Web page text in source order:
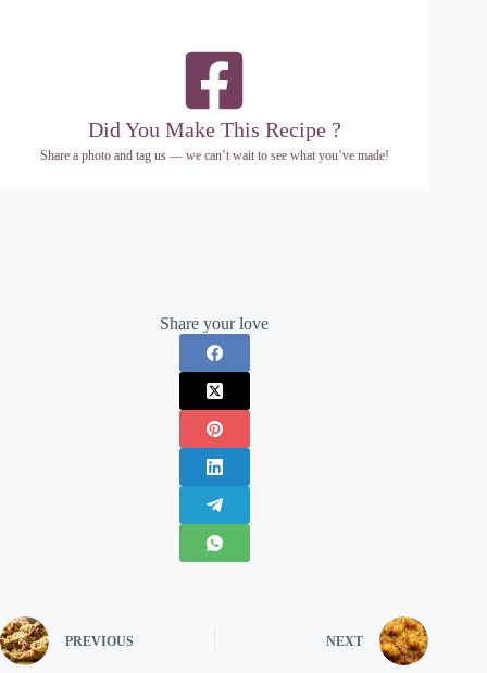
Did You Make This Recipe ?
Share a photo and tag us — we can’t wait to see what you’ve made!
Share your love
PREVIOUS NEXT